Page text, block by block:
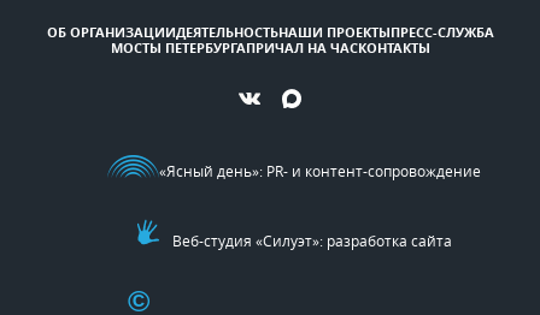
ОБ ОРГАНИЗАЦИИДЕЯТЕЛЬНОСТЬНАШИ ПРОЕКТЫПРЕСС-СЛУЖБА
МОСТЫ ПЕТЕРБУРГАПРИЧАЛ НА ЧАСКОНТАКТЫ
©
«Ясный день»: PR- и контент-сопровождение
Веб-студия «Силуэт»: разработка сайта